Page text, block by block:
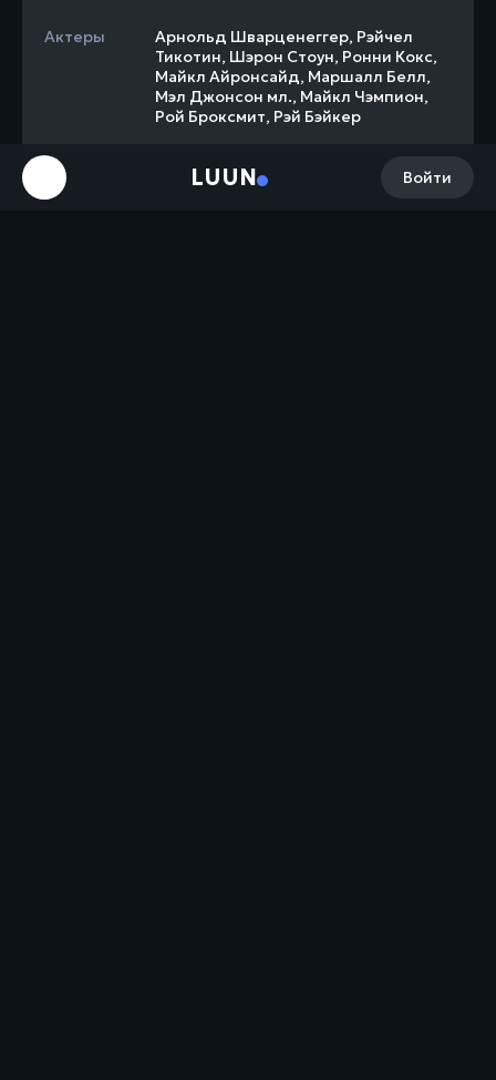
LUUN Войти
Актеры Арнольд Шварценеггер, Рэйчел
Тикотин, Шэрон Стоун, Ронни Кокс,
Майкл Айронсайд, Маршалл Белл,
Мэл Джонсон мл., Майкл Чэмпион,
Рой Броксмит, Рэй Бэйкер
Слоган
«Приготовьтесь к путешествию по